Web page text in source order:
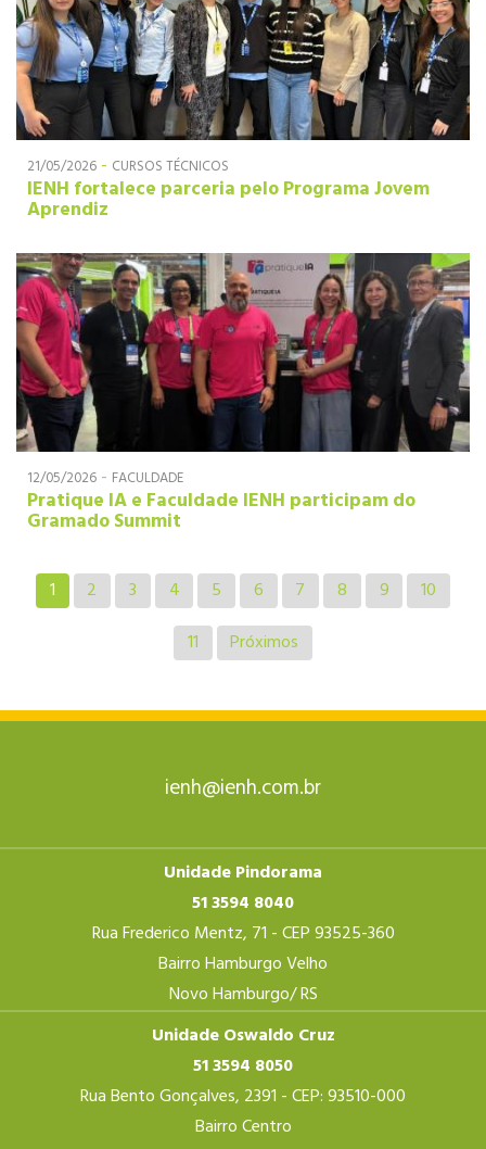
21/05/2026 - CURSOS TÉCNICOS
IENH fortalece parceria pelo Programa Jovem
Aprendiz
12/05/2026 - FACULDADE
Pratique IA e Faculdade IENH participam do
Gramado Summit
1 2 3 4 5 6 7 8 9
10
11
Próximos
ienh@ienh.com.br
Unidade Pindorama
51 3594 8040
Rua Frederico Mentz, 71 - CEP 93525-360
Bairro Hamburgo Velho
Novo Hamburgo/ RS
Unidade Oswaldo Cruz
51 3594 8050
Rua Bento Gonçalves, 2391 - CEP: 93510-000
Bairro Centro